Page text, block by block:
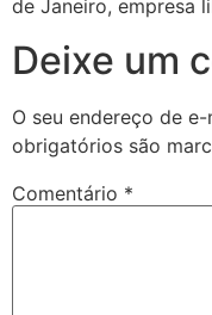
de Janeiro, empresa
Deixe um
O seu endereço de
obrigatórios são
Comentário *